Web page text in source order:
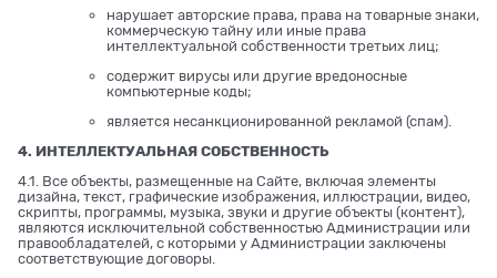
нарушает авторские права, права на товарные знаки,
коммерческую тайну или иные права
интеллектуальной собственности третьих лиц;
содержит вирусы или другие вредоносные
компьютерные коды;
является несанкционированной рекламой (спам).
4. ИНТЕЛЛЕКТУАЛЬНАЯ СОБСТВЕННОСТЬ
4.1. Все объекты, размещенные на Сайте, включая элементы
дизайна, текст, графические изображения, иллюстрации, видео,
скрипты, программы, музыка, звуки и другие объекты (контент),
являются исключительной собственностью Администрации или
правообладателей, с которыми у Администрации заключены
соответствующие договоры.